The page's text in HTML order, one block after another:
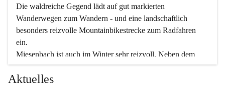
Die waldreiche Gegend lädt auf gut markierten
Wanderwegen zum Wandern - und eine landschaftlich
besonders reizvolle Mountainbikestrecke zum Radfahren
ein.
Miesenbach ist auch im Winter sehr reizvoll. Neben dem
Eisstockschießen gibt es auf dem nahe gelegenen Unterberg
wunderschöne Naturschneepisten, die zum Schifahren oder
Aktuelles